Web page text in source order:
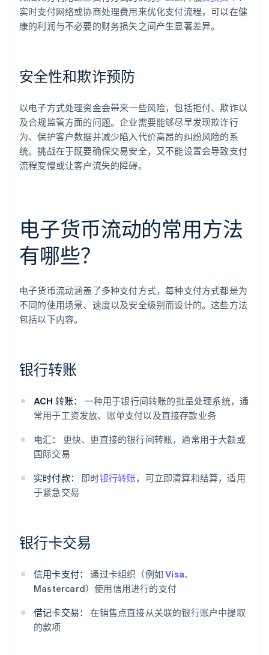
实时支付网络或协商处理费用来优化支付流程，可以在健
康的利润与不必要的财务损失之间产生显著差异。
安全性和欺诈预防
以电子方式处理资金会带来一些风险，包括拒付、欺诈以
及合规监管方面的问题。企业需要能够尽早发现欺诈行
为、保护客户数据并减少陷入代价高昂的纠纷风险的系
统。挑战在于既要确保交易安全，又不能设置会导致支付
流程变慢或让客户流失的障碍。
电子货币流动的常用方法
有哪些？
电子货币流动涵盖了多种支付方式，每种支付方式都是为
不同的使用场景、速度以及安全级别而设计的。这些方法
包括以下内容。
银行转账
ACH 转账：
一种用于银行间转账的批量处理系统，通
常用于工资发放、账单支付以及直接存款业务
电汇：
更快、更直接的银行间转账，通常用于大额或
国际交易
实时付款：
即时银行转账，可立即清算和结算，适用
于紧急交易
银行卡交易
信用卡支付： 通过卡组织（例如Visa、
Mastercard）使用信用进行的支付
借记卡交易：
在销售点直接从关联的银行账户中提取
的款项